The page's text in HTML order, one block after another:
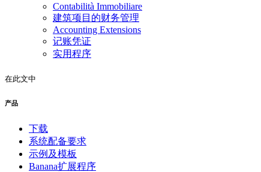
Contabilità Immobiliare
建筑项目的财务管理
Accounting Extensions
记账凭证
实用程序
在此文中
产品
下载
系统配备要求
示例及模板
Banana扩展程序